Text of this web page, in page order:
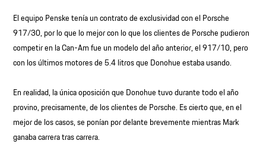
El equipo Penske tenía un contrato de exclusividad con el Porsche
917/30, por lo que lo mejor con lo que los clientes de Porsche pudieron
competir en la Can-Am fue un modelo del año anterior, el 917/10, pero
con los últimos motores de 5.4 litros que Donohue estaba usando.
En realidad, la única oposición que Donohue tuvo durante todo el año
provino, precisamente, de los clientes de Porsche. Es cierto que, en el
mejor de los casos, se ponían por delante brevemente mientras Mark
ganaba carrera tras carrera.